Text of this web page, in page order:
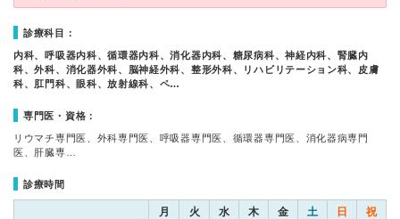
診療科目：
内科、呼吸器内科、循環器内科、消化器内科、糖尿病科、神経内科、腎臓内
科、外科、消化器外科、脳神経外科、整形外科、リハビリテーション科、皮膚
科、肛門科、眼科、放射線科、ペ…
専門医・資格：
リウマチ専門医、外科専門医、呼吸器専門医、循環器専門医、消化器病専門
医、肝臓専…
診療時間
月 火 水 木 金 土 日 祝